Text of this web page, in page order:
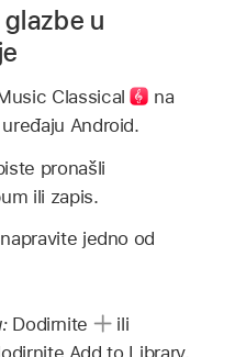
u
Classical
na
Android.
pronašli
ili zapis.
jedno od
Dodirnite
ili
Add to Library.